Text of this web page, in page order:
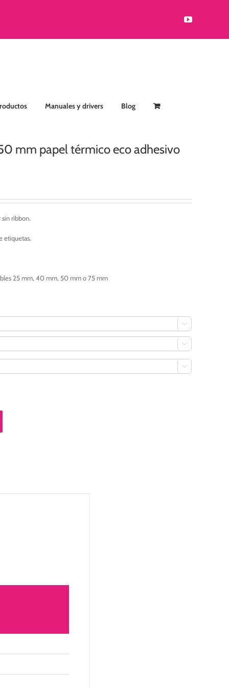
YouTube
Manuales y drivers Blog
mm papel térmico eco adhesivo
ribbon.
etiquetas.
25 mm, 40 mm, 50 mm o 75 mm


